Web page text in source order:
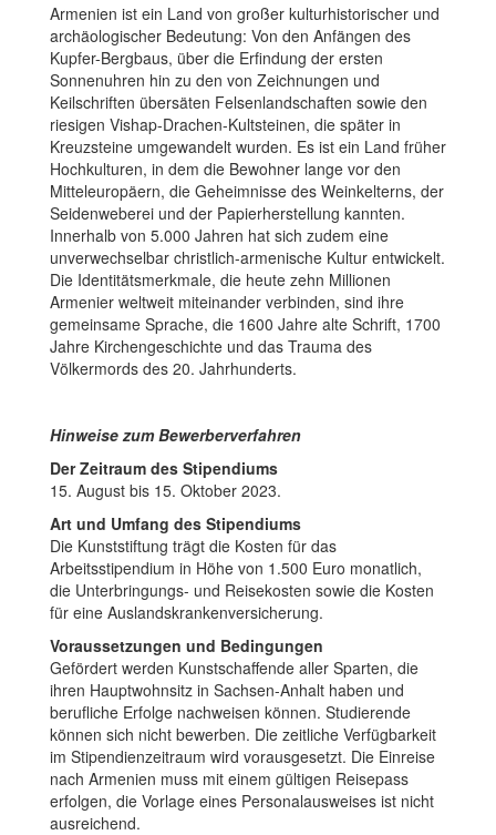
Armenien ist ein Land von großer kulturhistorischer und
archäologischer Bedeutung: Von den Anfängen des
Kupfer-Bergbaus, über die Erfindung der ersten
Sonnenuhren hin zu den von Zeichnungen und
Keilschriften übersäten Felsenlandschaften sowie den
riesigen Vishap-Drachen-Kultsteinen, die später in
Kreuzsteine umgewandelt wurden. Es ist ein Land früher
Hochkulturen, in dem die Bewohner lange vor den
Mitteleuropäern, die Geheimnisse des Weinkelterns, der
Seidenweberei und der Papierherstellung kannten.
Innerhalb von 5.000 Jahren hat sich zudem eine
unverwechselbar christlich-armenische Kultur entwickelt.
Die Identitätsmerkmale, die heute zehn Millionen
Armenier weltweit miteinander verbinden, sind ihre
gemeinsame Sprache, die 1600 Jahre alte Schrift, 1700
Jahre Kirchengeschichte und das Trauma des
Völkermords des 20. Jahrhunderts.
Hinweise zum Bewerberverfahren
Der Zeitraum des Stipendiums
15. August bis 15. Oktober 2023.
Art und Umfang des Stipendiums
Die Kunststiftung trägt die Kosten für das
Arbeitsstipendium in Höhe von 1.500 Euro monatlich,
die Unterbringungs- und Reisekosten sowie die Kosten
für eine Auslandskrankenversicherung.
Voraussetzungen und Bedingungen
Gefördert werden Kunstschaffende aller Sparten, die
ihren Hauptwohnsitz in Sachsen-Anhalt haben und
berufliche Erfolge nachweisen können. Studierende
können sich nicht bewerben. Die zeitliche Verfügbarkeit
im Stipendienzeitraum wird vorausgesetzt. Die Einreise
nach Armenien muss mit einem gültigen Reisepass
erfolgen, die Vorlage eines Personalausweises ist nicht
ausreichend.